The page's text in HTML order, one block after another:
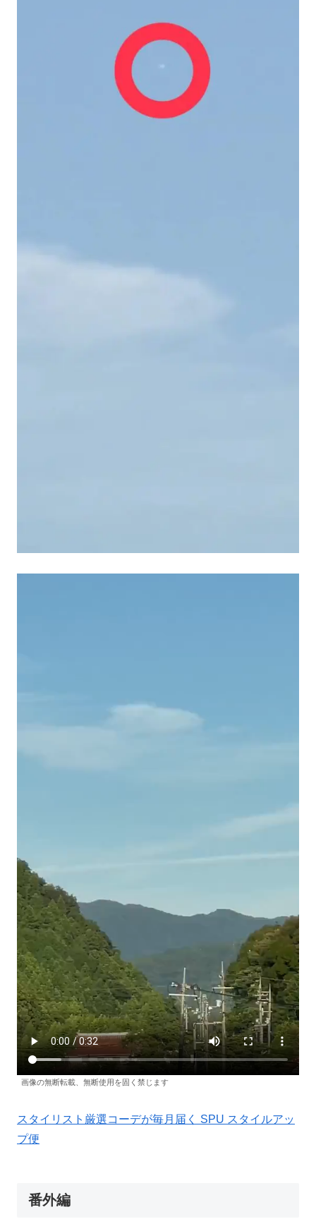
画像の無断転載、無断使用を固く禁じます
スタイリスト厳選コーデが毎月届く SPU スタイルアッ
プ便
番外編